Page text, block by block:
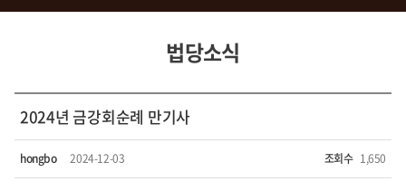
법당소식
2024년 금강회순례 만기사
hongbo 2024-12-03 조회수 1,650